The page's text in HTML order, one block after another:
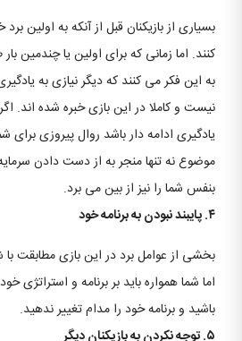
بسیاری از بازیکنان قبل از آنکه به اولین
کنند. اما زمانی که برای اولین یا چندمین
به این فکر می کنند که دیگر نیازی به
نیست و کاملا در این بازی خبره شده اند.
یادگیری ادامه دار باشد روال پیروزی
موضوع نه تنها منجر به از دست دادن
بنفس شما را نیز از بین می برد.
۴. پایبند نبودن به برنامه خود
بخشی از عوامل برد در این بازی مطابقت
اما شما همواره باید بر برنامه و استراتژی
باشید و برنامه خود را مدام تغییر ندهید.